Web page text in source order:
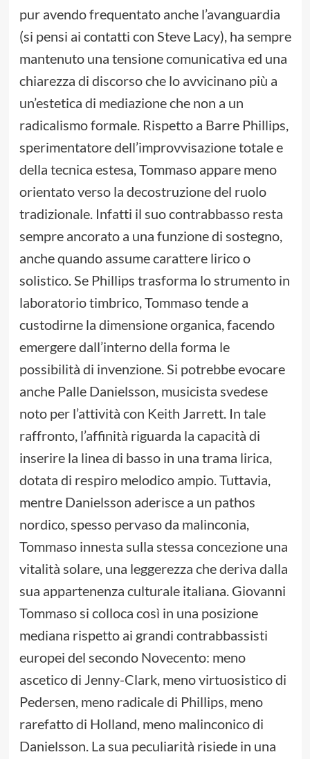
pur avendo frequentato anche l’avanguardia
(si pensi ai contatti con Steve Lacy), ha sempre
mantenuto una tensione comunicativa ed una
chiarezza di discorso che lo avvicinano più a
un’estetica di mediazione che non a un
radicalismo formale. Rispetto a Barre Phillips,
sperimentatore dell’improvvisazione totale e
della tecnica estesa, Tommaso appare meno
orientato verso la decostruzione del ruolo
tradizionale. Infatti il suo contrabbasso resta
sempre ancorato a una funzione di sostegno,
anche quando assume carattere lirico o
solistico. Se Phillips trasforma lo strumento in
laboratorio timbrico, Tommaso tende a
custodirne la dimensione organica, facendo
emergere dall’interno della forma le
possibilità di invenzione. Si potrebbe evocare
anche Palle Danielsson, musicista svedese
noto per l’attività con Keith Jarrett. In tale
raffronto, l’affinità riguarda la capacità di
inserire la linea di basso in una trama lirica,
dotata di respiro melodico ampio. Tuttavia,
mentre Danielsson aderisce a un pathos
nordico, spesso pervaso da malinconia,
Tommaso innesta sulla stessa concezione una
vitalità solare, una leggerezza che deriva dalla
sua appartenenza culturale italiana. Giovanni
Tommaso si colloca così in una posizione
mediana rispetto ai grandi contrabbassisti
europei del secondo Novecento: meno
ascetico di Jenny-Clark, meno virtuosistico di
Pedersen, meno radicale di Phillips, meno
rarefatto di Holland, meno malinconico di
Danielsson. La sua peculiarità risiede in una